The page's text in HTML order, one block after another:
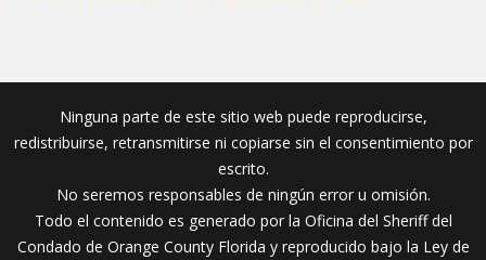
Ninguna parte de este sitio web puede reproducirse,
redistribuirse, retransmitirse ni copiarse sin el consentimiento por
escrito.
No seremos responsables de ningún error u omisión.
Todo el contenido es generado por la Oficina del Sheriff del
Condado de Orange County Florida y reproducido bajo la Ley de